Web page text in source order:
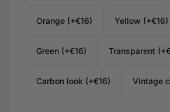
Orange (+€16) Yellow (+€16)
Green (+€16) Transparent
Carbon look (+€16) Vintage